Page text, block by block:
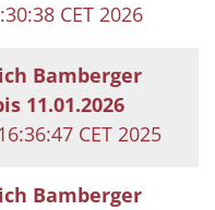
CET 2026
Bamberger
11.01.2026
CET 2025
Bamberger